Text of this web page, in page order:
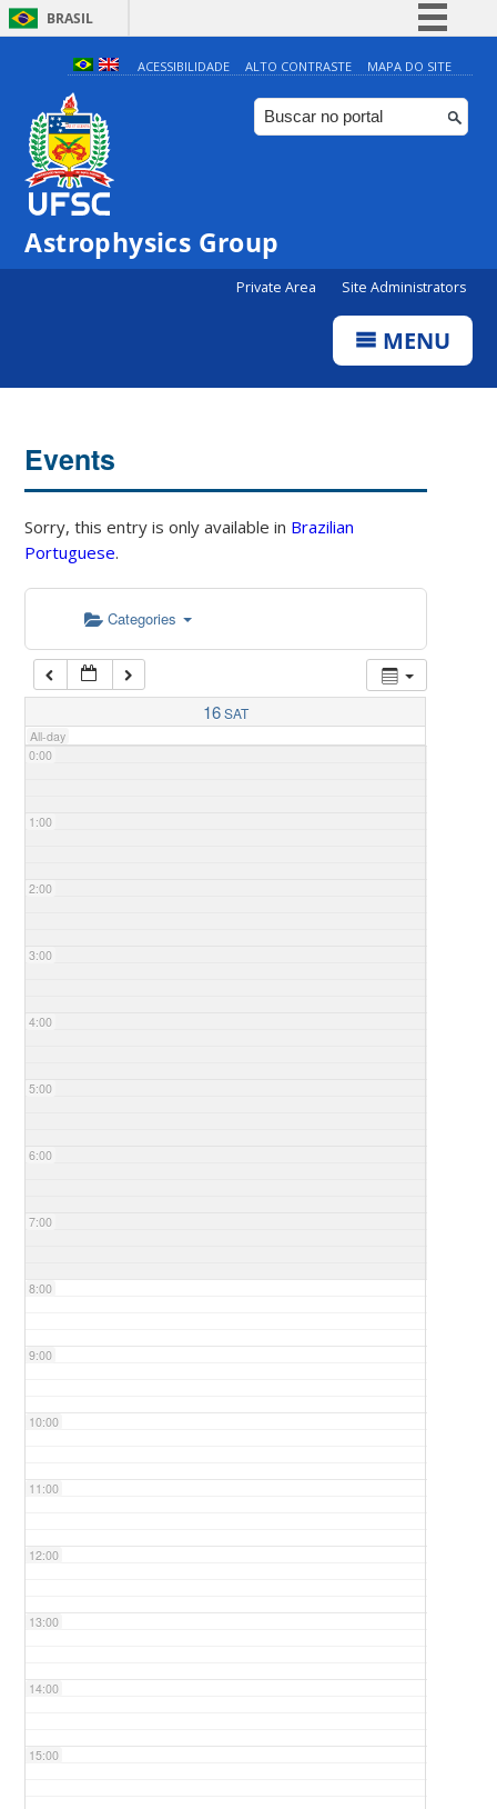
BRASIL
Simplifique!
Comunica BR
Participe
ACESSIBILIDADE ALTO CONTRASTE MAPA DO SITE
Astrophysics Group
Private Area Site Administrators
MENU
Events
Sorry, this entry is only available in Brazilian
Portuguese.
Categories
16SAT
All-day
0:00
1:00
2:00
3:00
4:00
5:00
6:00
7:00
8:00
9:00
10:00
11:00
12:00
13:00
14:00
15:00